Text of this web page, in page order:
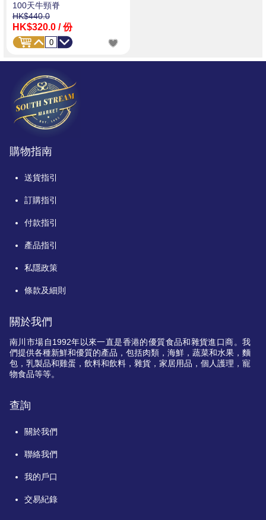
100天牛頸脊
HK$440.0
HK$320.0 / 份
購物指南
送貨指引
訂購指引
付款指引
產品指引
私隱政策
條款及細則
關於我們
南川市場自1992年以來一直是香港的優質食品和雜貨進口商。我
們提供各種新鮮和優質的產品，包括肉類，海鮮，蔬菜和水果，麵
包，乳製品和雞蛋，飲料和飲料，雜貨，家居用品，個人護理，寵
物食品等等。
查詢
關於我們
聯絡我們
我的戶口
交易紀錄